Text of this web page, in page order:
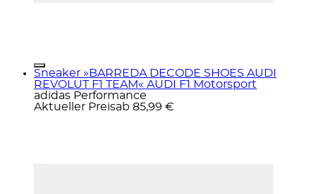
Sneaker »BARREDA DECODE SHOES AUDI
REVOLUT F1 TEAM« AUDI F1 Motorsport
adidas Performance
Aktueller Preisab 85,99 €